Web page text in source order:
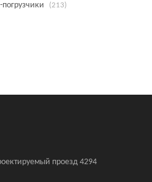
(213)
проезд 4294